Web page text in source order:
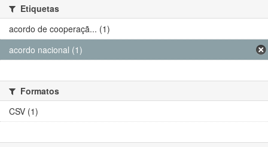
Etiquetas
acordo de cooperaçã... (1)
acordo nacional (1)
Formatos
CSV (1)